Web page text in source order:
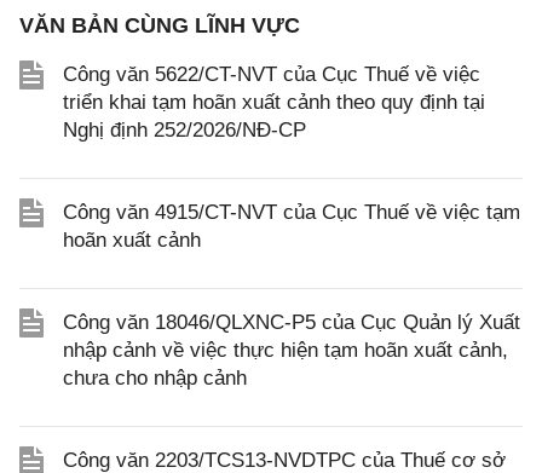
VĂN BẢN CÙNG LĨNH VỰC
Công văn 5622/CT-NVT của Cục Thuế về việc
triển khai tạm hoãn xuất cảnh theo quy định tại
Nghị định 252/2026/NĐ-CP
Công văn 4915/CT-NVT của Cục Thuế về việc tạm
hoãn xuất cảnh
Công văn 18046/QLXNC-P5 của Cục Quản lý Xuất
nhập cảnh về việc thực hiện tạm hoãn xuất cảnh,
chưa cho nhập cảnh
Công văn 2203/TCS13-NVDTPC của Thuế cơ sở